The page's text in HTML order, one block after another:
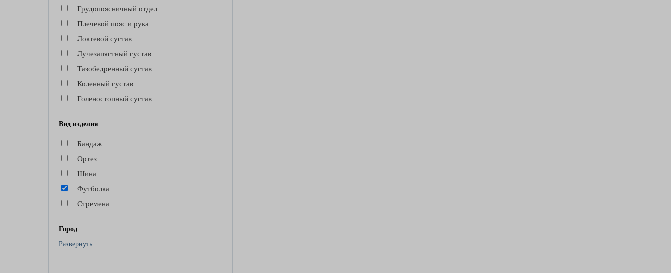
Грудопоясничный отдел
Плечевой пояс и рука
Локтевой сустав
Лучезапястный сустав
Тазобедренный сустав
Коленный сустав
Голеностопный сустав
Вид изделия
Бандаж
Ортез
Шина
Футболка
Стремена
Город
Киев
Развернуть